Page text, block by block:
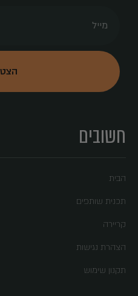
חשובים
הבית
תכנית שותפים
קריירה
הצהרת נגישות
תקנון שימוש